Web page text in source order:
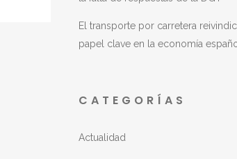
El transporte por carretera
papel clave en la economía
CATEGORÍAS
Actualidad